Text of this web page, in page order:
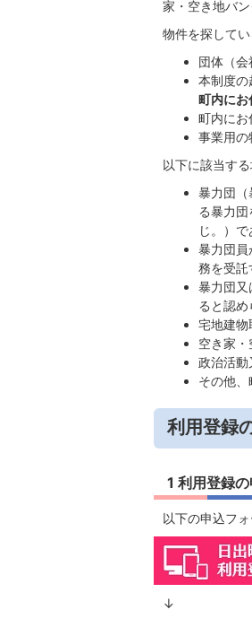
家・空き地バ
物件を探してい
団体（会
本制度の
町内にお
町内にお
事業用の
以下に該当す
暴力団
る暴力
じ。）
暴力団員
務を受託
暴力団又
ると認
宅地建物
空き家
政治活動
その他
利用登録
1 利用登録
以下の申込フ
↓